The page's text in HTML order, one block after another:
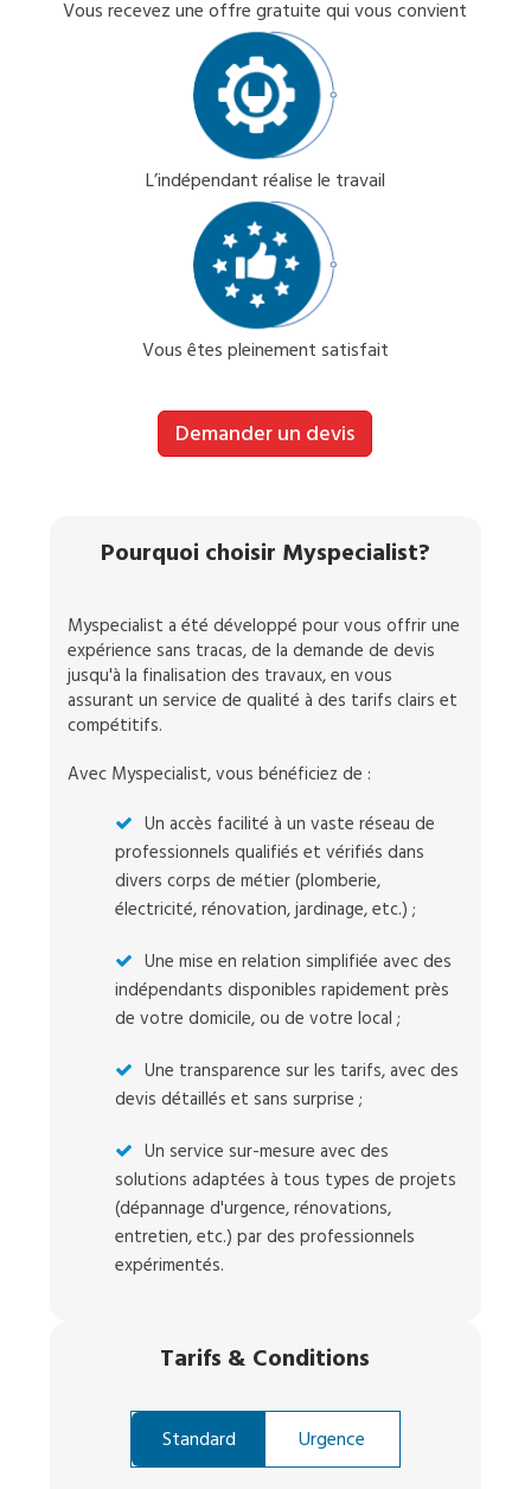
Vous recevez une offre gratuite qui vous convient
L’indépendant réalise le travail
Vous êtes pleinement satisfait
Demander un devis
Pourquoi choisir Myspecialist?
Myspecialist a été développé pour vous offrir une
expérience sans tracas, de la demande de devis
jusqu'à la finalisation des travaux, en vous
assurant un service de qualité à des tarifs clairs et
compétitifs.
Avec Myspecialist, vous bénéficiez de :
Un accès facilité à un vaste réseau de
professionnels qualifiés et vérifiés dans
divers corps de métier (plomberie,
électricité, rénovation, jardinage, etc.) ;
Une mise en relation simplifiée avec des
indépendants disponibles rapidement près
de votre domicile, ou de votre local ;
Une transparence sur les tarifs, avec des
devis détaillés et sans surprise ;
Un service sur-mesure avec des
solutions adaptées à tous types de projets
(dépannage d'urgence, rénovations,
entretien, etc.) par des professionnels
expérimentés.
Tarifs & Conditions
Standard Urgence